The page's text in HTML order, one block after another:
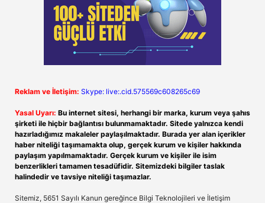
Reklam ve İletişim: Skype: live:.cid.575569c608265c69
Yasal Uyarı: Bu internet sitesi, herhangi bir marka, kurum veya şahıs
şirketi ile hiçbir bağlantısı bulunmamaktadır. Sitede yalnızca kendi
hazırladığımız makaleler paylaşılmaktadır. Burada yer alan içerikler
haber niteliği taşımamakta olup, gerçek kurum ve kişiler hakkında
paylaşım yapılmamaktadır. Gerçek kurum ve kişiler ile isim
benzerlikleri tamamen tesadüfidir. Sitemizdeki bilgiler taslak
halindedir ve tavsiye niteliği taşımazlar.
Sitemiz, 5651 Sayılı Kanun gereğince Bilgi Teknolojileri ve İletişim